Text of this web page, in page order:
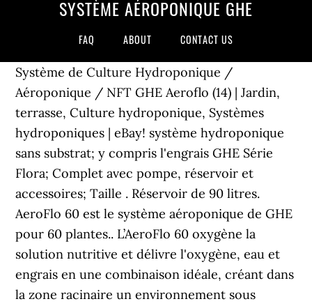
SYSTÈME AÉROPONIQUE GHE
FAQ ABOUT CONTACT US
Système de Culture Hydroponique /
Aéroponique / NFT GHE Aeroflo (14) | Jardin,
terrasse, Culture hydroponique, Systèmes
hydroponiques | eBay! système hydroponique
sans substrat; y compris l'engrais GHE Série
Flora; Complet avec pompe, réservoir et
accessoires; Taille . Réservoir de 90 litres.
AeroFlo 60 est le système aéroponique de GHE
pour 60 plantes.. L’AeroFlo 60 oxygène la
solution nutritive et délivre l'oxygène, eau et
engrais en une combinaison idéale, créant dans
la zone racinaire un environnement sous